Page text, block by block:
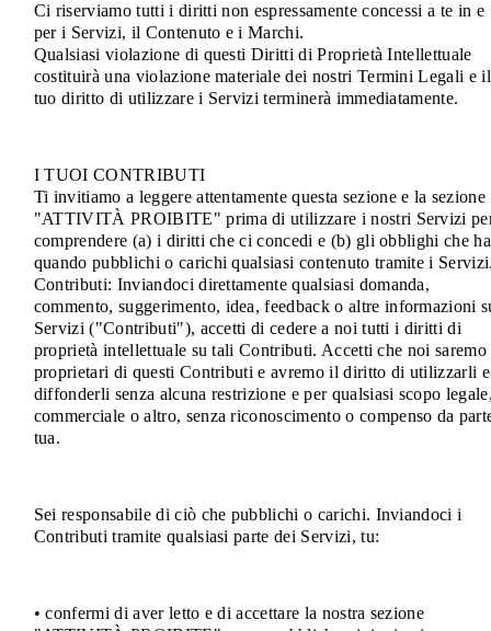
Ci riserviamo tutti i diritti non espressamente concessi a te in e
per i Servizi, il Contenuto e i Marchi.
Qualsiasi violazione di questi Diritti di Proprietà Intellettuale
costituirà una violazione materiale dei nostri Termini Legali e il
tuo diritto di utilizzare i Servizi terminerà immediatamente.
I TUOI CONTRIBUTI
Ti invitiamo a leggere attentamente questa sezione e la sezione
"ATTIVITÀ PROIBITE" prima di utilizzare i nostri Servizi
comprendere (a) i diritti che ci concedi e (b) gli obblighi che
quando pubblichi o carichi qualsiasi contenuto tramite i
Contributi: Inviandoci direttamente qualsiasi domanda,
commento, suggerimento, idea, feedback o altre informazioni
Servizi ("Contributi"), accetti di cedere a noi tutti i diritti di
proprietà intellettuale su tali Contributi. Accetti che noi saremo
proprietari di questi Contributi e avremo il diritto di utilizzarli e
diffonderli senza alcuna restrizione e per qualsiasi scopo
commerciale o altro, senza riconoscimento o compenso da
tua.
Sei responsabile di ciò che pubblichi o carichi. Inviandoci i
Contributi tramite qualsiasi parte dei Servizi, tu:
• confermi di aver letto e di accettare la nostra sezione